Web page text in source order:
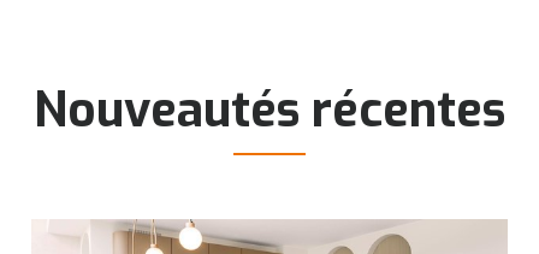
Nouveautés récentes